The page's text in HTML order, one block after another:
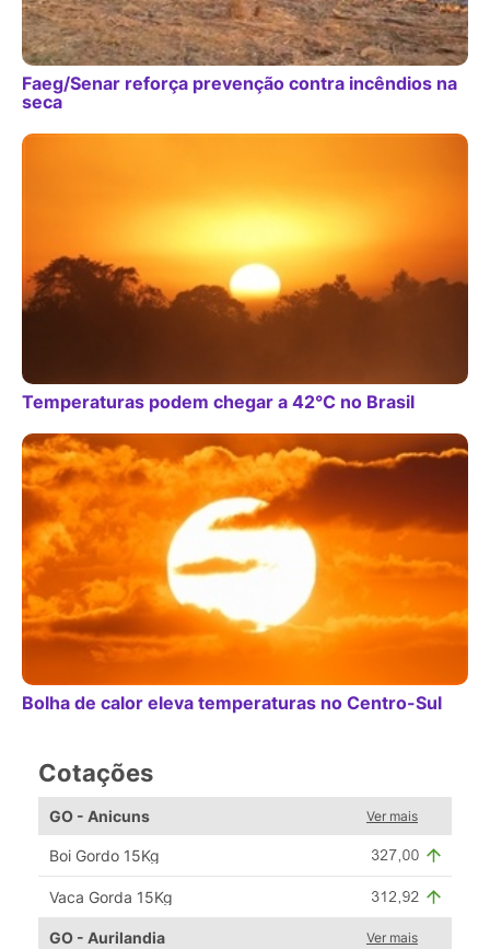
Faeg/Senar reforça prevenção contra incêndios na
seca
Temperaturas podem chegar a 42°C no Brasil
Bolha de calor eleva temperaturas no Centro-Sul
Cotações
GO - Anicuns Ver mais
Boi Gordo 15Kg
Vaca Gorda 15Kg
GO - Aurilandia Ver mais